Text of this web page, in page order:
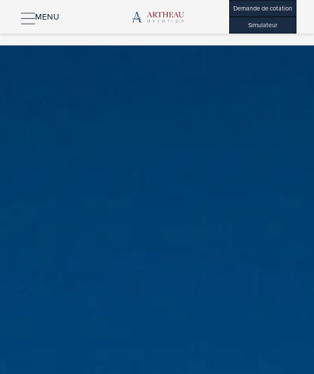
MENU
Demande de cotation
Simulateur